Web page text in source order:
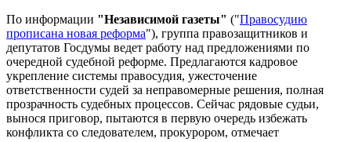
По информации "Независимой газеты" ("Правосудию
прописана новая реформа"), группа правозащитников и
депутатов Госдумы ведет работу над предложениями по
очередной судебной реформе. Предлагаются кадровое
укрепление системы правосудия, ужесточение
ответственности судей за неправомерные решения, полная
прозрачность судебных процессов. Сейчас рядовые судьи,
вынося приговор, пытаются в первую очередь избежать
конфликта со следователем, прокурором, отмечает